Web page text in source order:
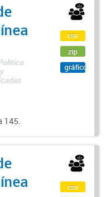
csv
zip
gráfico
csv